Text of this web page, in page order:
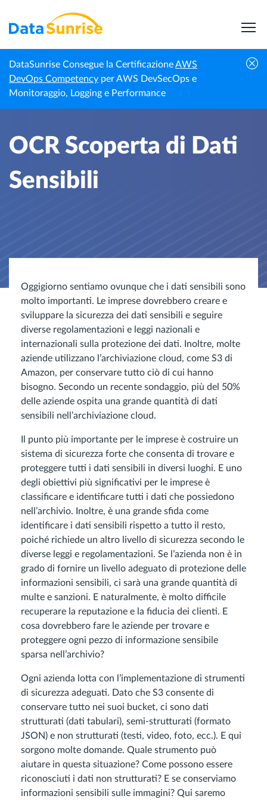
DataSunrise Consegue la CertificazioneAWS
DevOps Competency per AWS DevSecOps e
Monitoraggio, Logging e Performance
Homepage Notizie Professionali OCR Scoperta di Dati Sensibili
OCR Scoperta di Dati
Sensibili
Oggigiorno sentiamo ovunque che i dati sensibili sono
molto importanti. Le imprese dovrebbero creare e
sviluppare la sicurezza dei dati sensibili e seguire
diverse regolamentazioni e leggi nazionali e
internazionali sulla protezione dei dati. Inoltre, molte
aziende utilizzano l’archiviazione cloud, come S3 di
Amazon, per conservare tutto ciò di cui hanno
bisogno. Secondo un recente sondaggio, più del 50%
delle aziende ospita una grande quantità di dati
sensibili nell’archiviazione cloud.
Il punto più importante per le imprese è costruire un
sistema di sicurezza forte che consenta di trovare e
proteggere tutti i dati sensibili in diversi luoghi. E uno
degli obiettivi più significativi per le imprese è
classificare e identificare tutti i dati che possiedono
nell’archivio. Inoltre, è una grande sfida come
identificare i dati sensibili rispetto a tutto il resto,
poiché richiede un altro livello di sicurezza secondo le
diverse leggi e regolamentazioni. Se l’azienda non è in
grado di fornire un livello adeguato di protezione delle
informazioni sensibili, ci sarà una grande quantità di
multe e sanzioni. E naturalmente, è molto difficile
recuperare la reputazione e la fiducia dei clienti. E
cosa dovrebbero fare le aziende per trovare e
proteggere ogni pezzo di informazione sensibile
sparsa nell’archivio?
Ogni azienda lotta con l’implementazione di strumenti
di sicurezza adeguati. Dato che S3 consente di
conservare tutto nei suoi bucket, ci sono dati
strutturati (dati tabulari), semi-strutturati (formato
JSON) e non strutturati (testi, video, foto, ecc.). E qui
sorgono molte domande. Quale strumento può
aiutare in questa situazione? Come possono essere
riconosciuti i dati non strutturati? E se conserviamo
informazioni sensibili sulle immagini? Qui saremo